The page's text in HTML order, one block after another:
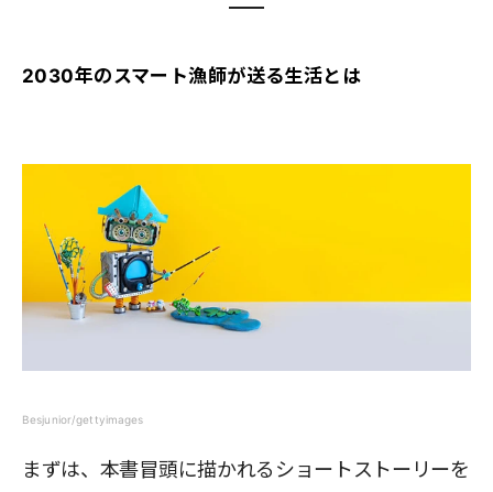
2030年のスマート漁師が送る生活とは
Besjunior/gettyimages
まずは、本書冒頭に描かれるショートストーリーを